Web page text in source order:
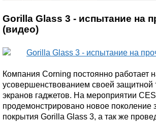
Gorilla Glass 3 - испытание на
(видео)
Компания Corning постоянно работает
усовершенствованием своей защитной
экранов гаджетов. На мероприятии
продемонстрировано новое поколение
покрытия Gorilla Glass 3, а так же